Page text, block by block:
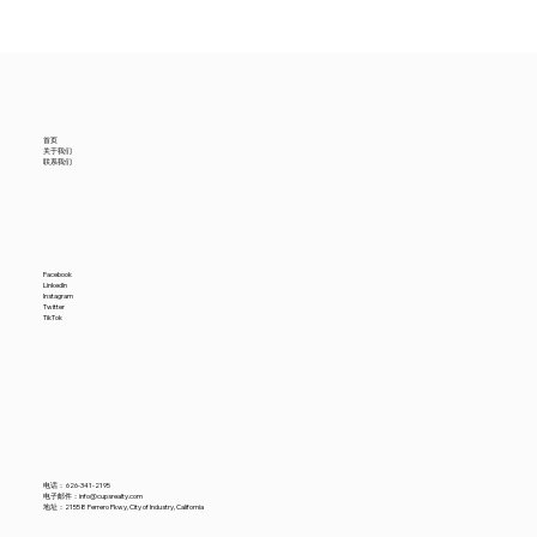
电话： 626-341-2195
电子邮件： info@cupsrealty.com
地址：21558 Ferrero Pkwy, City of Industry, California
首页
关于我们
联系我们
Facebook
LinkedIn
Instagram
Twitter
TikTok